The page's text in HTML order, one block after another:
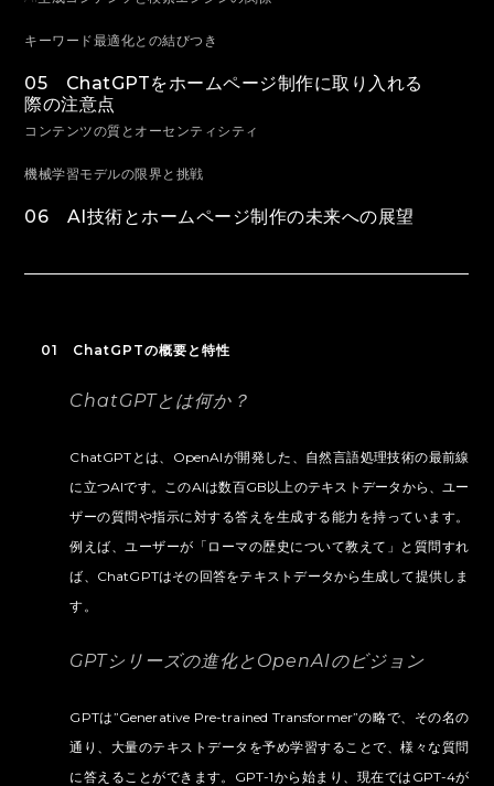
キーワード最適化との結びつき
05 ChatGPTをホームページ制作に取り入れる
際の注意点
コンテンツの質とオーセンティシティ
機械学習モデルの限界と挑戦
06 AI技術とホームページ制作の未来への展望
01 ChatGPTの概要と特性
ChatGPTとは何か？
ChatGPTとは、OpenAIが開発した、自然言語処理技術の最前線
に立つAIです。このAIは数百GB以上のテキストデータから、ユー
ザーの質問や指示に対する答えを生成する能力を持っています。
例えば、ユーザーが「ローマの歴史について教えて」と質問すれ
ば、ChatGPTはその回答をテキストデータから生成して提供しま
す。
GPTシリーズの進化とOpenAIのビジョン
GPTは”Generative Pre-trained Transformer”の略で、その名の
通り、大量のテキストデータを予め学習することで、様々な質問
に答えることができます。GPT-1から始まり、現在ではGPT-4が